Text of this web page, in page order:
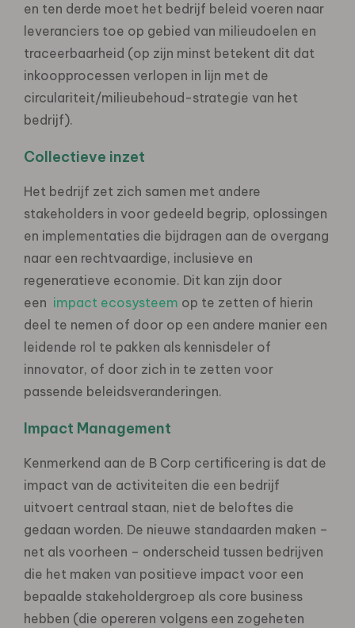
en ten derde moet het bedrijf beleid voeren naar
leveranciers toe op gebied van milieudoelen en
traceerbaarheid (op zijn minst betekent dit dat
inkoopprocessen verlopen in lijn met de
circulariteit/milieubehoud-strategie van het
bedrijf).
Collectieve inzet
Het bedrijf zet zich samen met andere
stakeholders in voor gedeeld begrip, oplossingen
en implementaties die bijdragen aan de overgang
naar een rechtvaardige, inclusieve en
regeneratieve economie. Dit kan zijn door
een impact ecosysteem op te zetten of hierin
deel te nemen of door op een andere manier een
leidende rol te pakken als kennisdeler of
innovator, of door zich in te zetten voor
passende beleidsveranderingen.
Impact Management
Kenmerkend aan de B Corp certificering is dat de
impact van de activiteiten die een bedrijf
uitvoert centraal staan, niet de beloftes die
gedaan worden. De nieuwe standaarden maken –
net als voorheen – onderscheid tussen bedrijven
die het maken van positieve impact voor een
bepaalde stakeholdergroep als core business
hebben (die opereren volgens een zogeheten